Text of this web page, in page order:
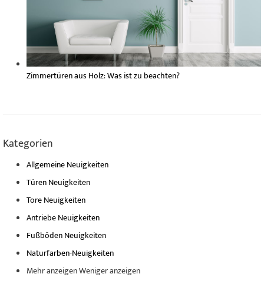
Zimmertüren aus Holz: Was ist zu beachten?
Kategorien
Allgemeine Neuigkeiten
Türen Neuigkeiten
Tore Neuigkeiten
Antriebe Neuigkeiten
Fußböden Neuigkeiten
Naturfarben-Neuigkeiten
Mehr anzeigenWeniger anzeigen